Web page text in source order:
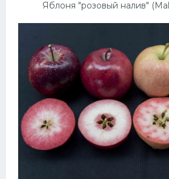
Яблоня "розовый налив"